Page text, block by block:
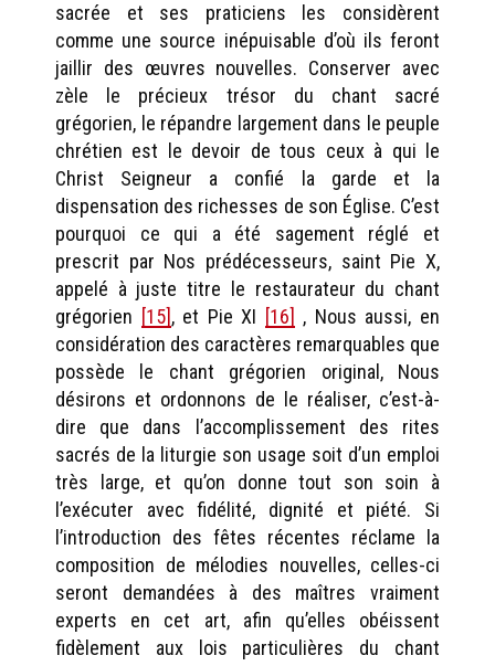
sacrée et ses praticiens les considèrent
comme une source inépuisable d’où ils feront
jaillir des œuvres nouvelles. Conserver avec
zèle le précieux trésor du chant sacré
grégorien, le répandre largement dans le peuple
chrétien est le devoir de tous ceux à qui le
Christ Seigneur a confié la garde et la
dispensation des richesses de son Église. C’est
pourquoi ce qui a été sagement réglé et
prescrit par Nos prédécesseurs, saint Pie X,
appelé à juste titre le restaurateur du chant
grégorien [15], et Pie XI [16] , Nous aussi, en
considération des caractères remarquables que
possède le chant grégorien original, Nous
désirons et ordonnons de le réaliser, c’est-à-
dire que dans l’accomplissement des rites
sacrés de la liturgie son usage soit d’un emploi
très large, et qu’on donne tout son soin à
l’exécuter avec fidélité, dignité et piété. Si
l’introduction des fêtes récentes réclame la
composition de mélodies nouvelles, celles-ci
seront demandées à des maîtres vraiment
experts en cet art, afin qu’elles obéissent
fidèlement aux lois particulières du chant